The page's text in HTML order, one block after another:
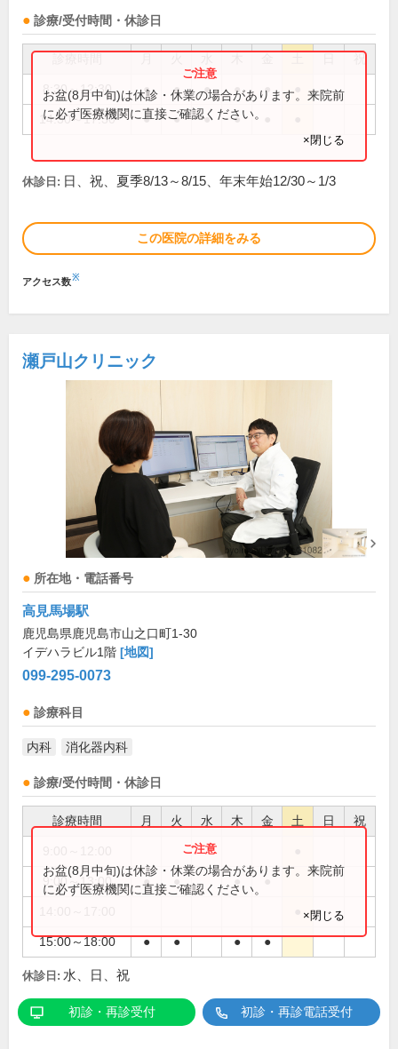
診療/受付時間・休診日
祝
8:30～12:30 ● ● ● ● ●
14:30～17:30 ● ● ● ●
お盆(8月中旬)は休診・休業の場合があります。来院前
に必ず医療機関に直接ご確認ください。
×閉じる
休診日: 日、祝、夏季8/13～8/15、年末年始12/30～1/3
この医院の詳細をみる
アクセス数※
瀬戸山クリニック
所在地・電話番号
高見馬場駅
鹿児島県鹿児島市山之口町1-30
イデハラビル1階 [地図]
099-295-0073
診療科目
内科 消化器内科
診療/受付時間・休診日
診療時間 月 火 水 木 金 土 日 祝
9:00～13:00 ● ● ● ●
15:00～18:00 ● ● ● ●
お盆(8月中旬)は休診・休業の場合があります。来院前
に必ず医療機関に直接ご確認ください。
×閉じる
休診日: 水、日、祝
初診・再診受付 初診・再診電話受付